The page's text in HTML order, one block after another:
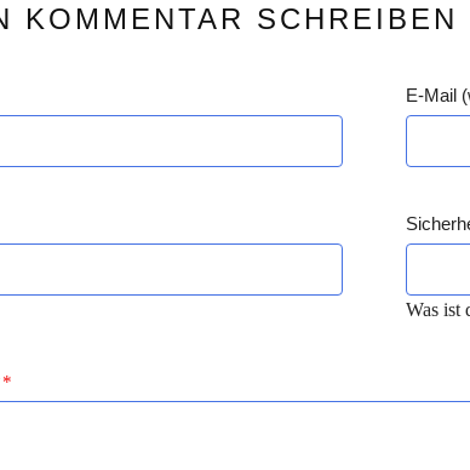
KOMMENTAR SCHREIBEN
E-Mail
Was ist
*